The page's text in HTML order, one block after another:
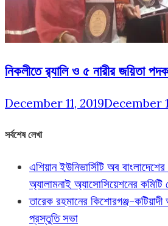
নিকলীতে র‌্যালি ও ৫ নারীর জয়িতা
December 11, 2019December
সর্বশেষ লেখা
এশিয়ান ইউনিভার্সিটি অব
অ্যালামনাই অ্যাসোসিয়েশনের কমিটি
তারেক রহমানের কিশোরগঞ্জ-
প্রস্তুতি সভা